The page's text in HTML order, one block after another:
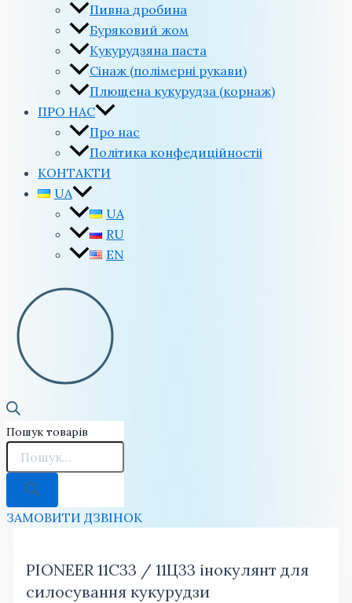
Пивна дробина
Буряковий жом
Кукурудзяна паста
Сінаж (полімерні рукави)
Плющена кукурудза (корнаж)
ПРО НАС
Про нас
Політика конфедиційностіi
КОНТАКТИ
UA
UA
RU
EN
Пошук товарів
ЗАМОВИТИ ДЗВІНОК
PIONEER 11C33 / 11Ц33 інокулянт для
силосування кукурудзи